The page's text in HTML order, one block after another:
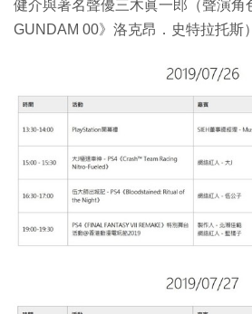
健介與著名聲優三木眞一郎（聲演角
GUNDAM 00》洛克昂．史特拉托斯